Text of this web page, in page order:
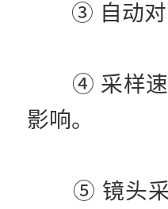
③ 自动对中
④ 采样速度
影响。
⑤ 镜头采用